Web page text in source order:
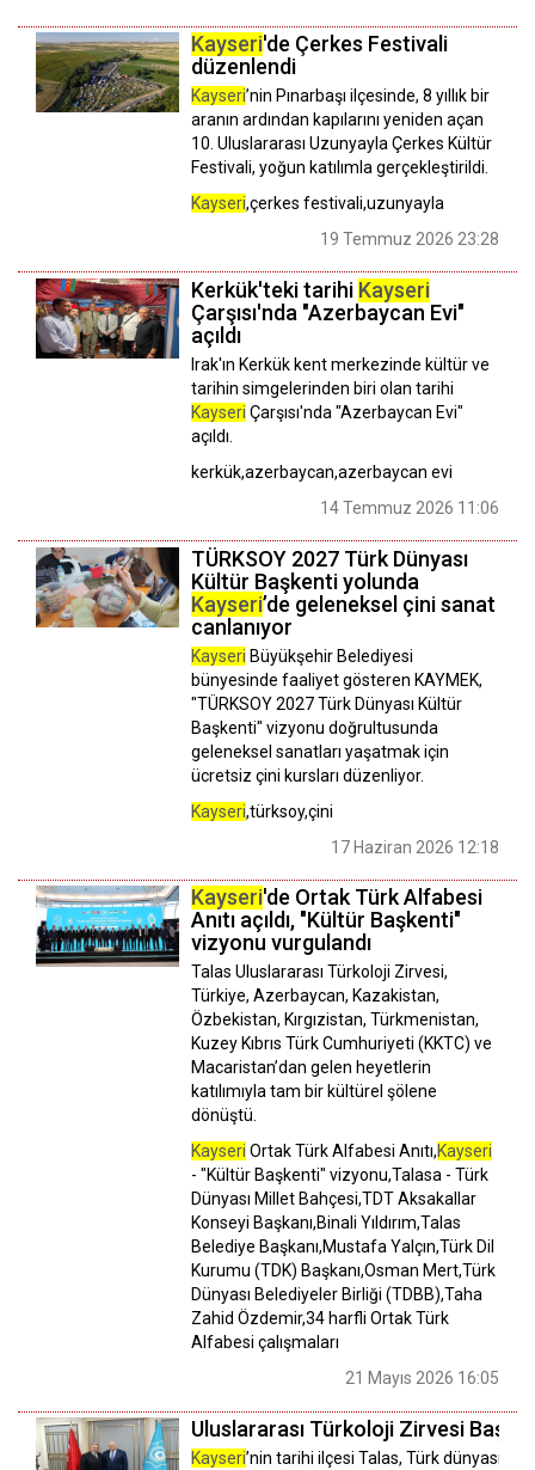
Kayseri'de Çerkes Festivali
düzenlendi
Kayseri’nin Pınarbaşı ilçesinde, 8 yıllık bir
aranın ardından kapılarını yeniden açan
10. Uluslararası Uzunyayla Çerkes Kültür
Festivali, yoğun katılımla gerçekleştirildi.
Kayseri,çerkes festivali,uzunyayla
19 Temmuz 2026 23:28
Kerkük'teki tarihi Kayseri
Çarşısı'nda "Azerbaycan Evi"
açıldı
Irak'ın Kerkük kent merkezinde kültür ve
tarihin simgelerinden biri olan tarihi
Kayseri Çarşısı'nda "Azerbaycan Evi"
açıldı.
kerkük,azerbaycan,azerbaycan evi
14 Temmuz 2026 11:06
TÜRKSOY 2027 Türk Dünyası
Kültür Başkenti yolunda
Kayseri’de geleneksel çini sanat
canlanıyor
Kayseri Büyükşehir Belediyesi
bünyesinde faaliyet gösteren KAYMEK,
"TÜRKSOY 2027 Türk Dünyası Kültür
Başkenti" vizyonu doğrultusunda
geleneksel sanatları yaşatmak için
ücretsiz çini kursları düzenliyor.
Kayseri,türksoy,çini
17 Haziran 2026 12:18
Kayseri'de Ortak Türk Alfabesi
Anıtı açıldı, "Kültür Başkenti"
vizyonu vurgulandı
Talas Uluslararası Türkoloji Zirvesi,
Türkiye, Azerbaycan, Kazakistan,
Özbekistan, Kırgızistan, Türkmenistan,
Kuzey Kıbrıs Türk Cumhuriyeti (KKTC) ve
Macaristan’dan gelen heyetlerin
katılımıyla tam bir kültürel şölene
dönüştü.
Kayseri Ortak Türk Alfabesi Anıtı,Kayseri
- "Kültür Başkenti" vizyonu,Talasa - Türk
Dünyası Millet Bahçesi,TDT Aksakallar
Konseyi Başkanı,Binali Yıldırım,Talas
Belediye Başkanı,Mustafa Yalçın,Türk Dil
Kurumu (TDK) Başkanı,Osman Mert,Türk
Dünyası Belediyeler Birliği (TDBB),Taha
Zahid Özdemir,34 harfli Ortak Türk
Alfabesi çalışmaları
21 Mayıs 2026 16:05
Uluslararası Türkoloji Zirvesi
Kayseri’nin tarihi ilçesi Talas, Türk dünyasının